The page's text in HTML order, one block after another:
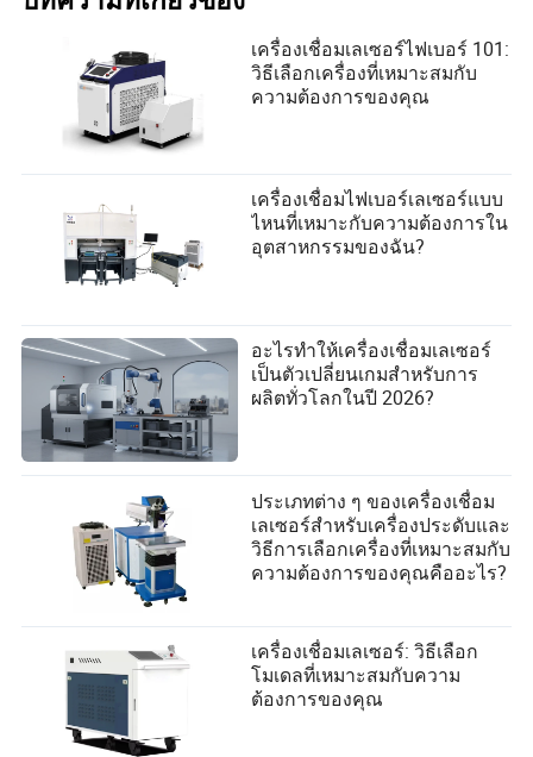
เครื่องเชื่อมเลเซอร์ไฟเบอร์ 101:
วิธีเลือกเครื่องที่เหมาะสมกับ
ความต้องการของคุณ
เครื่องเชื่อมไฟเบอร์เลเซอร์แบบ
ไหนที่เหมาะกับความต้องการใน
อุตสาหกรรมของฉัน?
อะไรทำให้เครื่องเชื่อมเลเซอร์
เป็นตัวเปลี่ยนเกมสำหรับการ
ผลิตทั่วโลกในปี 2026?
ประเภทต่าง ๆ ของเครื่องเชื่อม
เลเซอร์สำหรับเครื่องประดับและ
วิธีการเลือกเครื่องที่เหมาะสมกับ
ความต้องการของคุณคืออะไร?
เครื่องเชื่อมเลเซอร์: วิธีเลือก
โมเดลที่เหมาะสมกับความ
ต้องการของคุณ